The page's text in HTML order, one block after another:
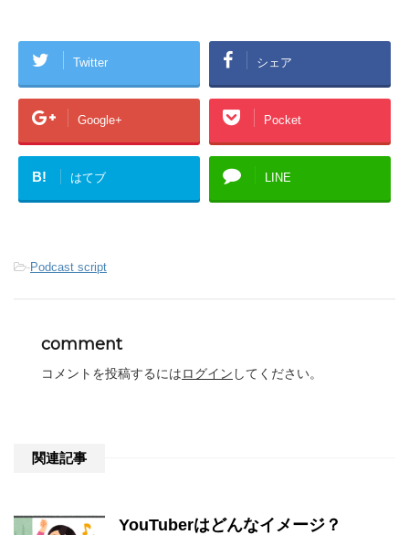
Twitter シェア
Google+ Pocket
B! はてブ LINE
-Podcast script
comment
コメントを投稿するにはログイン してください。
関連記事
YouTuberはどんなイメージ？